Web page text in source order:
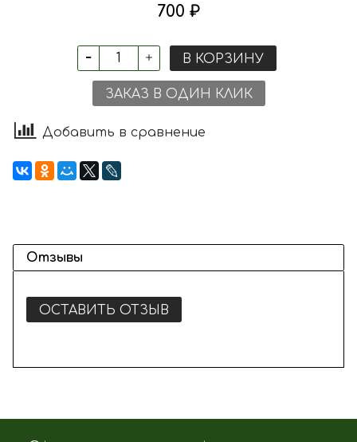
700 ₽
В КОРЗИНУ
ЗАКАЗ В ОДИН КЛИК
Добавить в сравнение
Отзывы
ОСТАВИТЬ ОТЗЫВ